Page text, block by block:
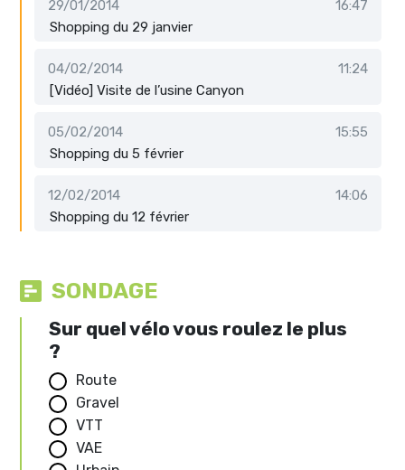
29/01/2014
16:47
Shopping du 29 janvier
04/02/2014
11:24
[Vidéo] Visite de l’usine Canyon
05/02/2014
15:55
Shopping du 5 février
12/02/2014
14:06
Shopping du 12 février
SONDAGE
Sur quel vélo vous roulez le plus
?
Route
Gravel
VTT
VAE